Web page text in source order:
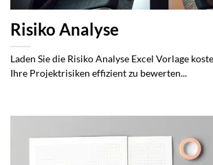
Risiko Analyse
Laden Sie die Risiko Analyse Excel Vorlage
Ihre Projektrisiken effizient zu bewerten...